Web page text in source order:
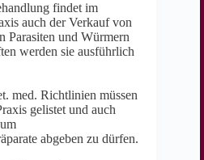
findet im
auch der Verkauf von
Parasiten und Würmern
werden sie ausführlich
med. Richtlinien müssen
gelistet und auch
abgeben zu dürfen.